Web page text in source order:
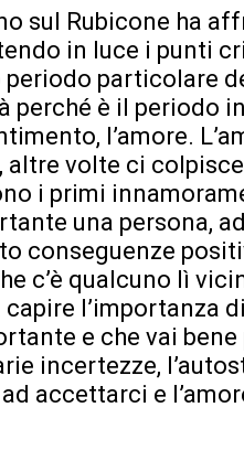
sul Rubicone ha
in luce i punti
particolare
perché è il periodo
l’amore.
volte ci
i primi
una persona,
conseguenze
c’è qualcuno lì
l’importanza
e che vai
incertezze,
accettarci e